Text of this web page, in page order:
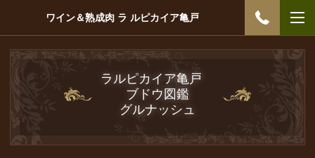
ワイン＆熟成肉 ラ ルピカイア亀戸
ラルピカイア亀戸
ブドウ図鑑
グルナッシュ